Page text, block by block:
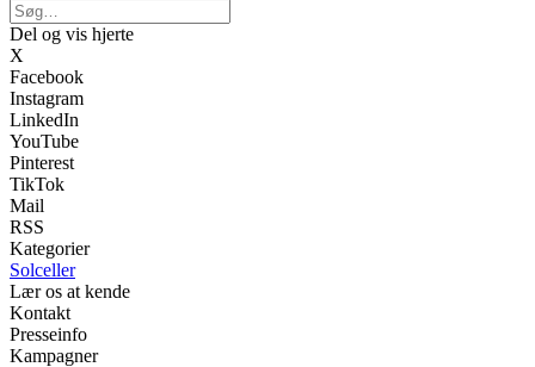
Del og vis hjerte
X
Facebook
Instagram
LinkedIn
YouTube
Pinterest
TikTok
Mail
RSS
Kategorier
Solceller
Lær os at kende
Kontakt
Presseinfo
Kampagner